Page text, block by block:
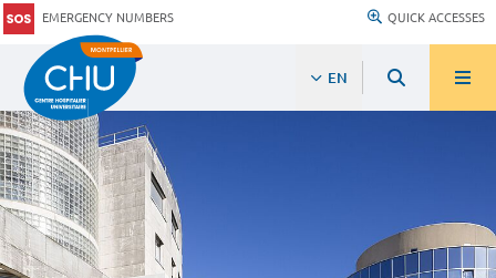
EMERGENCY NUMBERS QUICK ACCESSES
EN